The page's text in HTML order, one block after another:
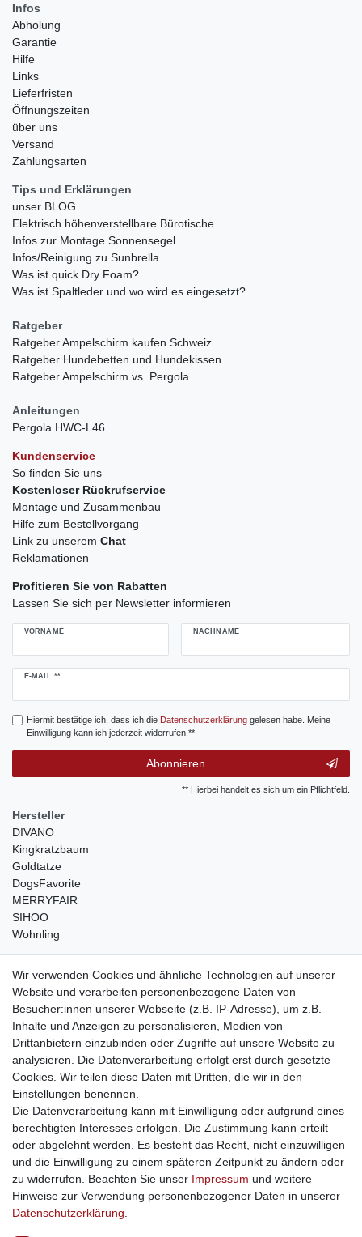
Infos
Abholung
Garantie
Hilfe
Links
Lieferfristen
Öffnungszeiten
über uns
Versand
Zahlungsarten
Tips und Erklärungen
unser BLOG
Elektrisch höhenverstellbare Bürotische
Infos zur Montage Sonnensegel
Infos/Reinigung zu Sunbrella
Was ist quick Dry Foam?
Was ist Spaltleder und wo wird es eingesetzt?
Ratgeber
Ratgeber Ampelschirm kaufen Schweiz
Ratgeber Hundebetten und Hundekissen
Ratgeber Ampelschirm vs. Pergola
Anleitungen
Pergola HWC-L46
Kundenservice
So finden Sie uns
Kostenloser Rückrufservice
Montage und Zusammenbau
Hilfe zum Bestellvorgang
Link zu unserem Chat
Reklamationen
Profitieren Sie von Rabatten
Lassen Sie sich per Newsletter informieren
VORNAME NACHNAME
E-MAIL **
Newsletter
Hiermit bestätige ich, dass ich die Daten­schutz­erklärunggelesen habe. Meine
Einwilligung kann ich jederzeit widerrufen.**
Abonnieren
** Hierbei handelt es sich um ein Pflichtfeld.
Hersteller
DIVANO
Kingkratzbaum
Goldtatze
DogsFavorite
MERRYFAIR
SIHOO
Wohnling
weitere Shops
traumlampen- Lampen und Kronleuchter
kinderwagencenter- Exklusive und günstige Kinderwagen
gastrogeraete24- alles für Gastronomie und Imbiss
soziale Medien
Facebook
sicher einkaufen
Sichere Bestellung und Zahlung via SSL Verschlüsselung
Wir verwenden Cookies und ähnliche Technologien auf unserer
Website und verarbeiten personenbezogene Daten von
Besucher:innen unserer Webseite (z.B. IP-Adresse), um z.B.
Inhalte und Anzeigen zu personalisieren, Medien von
Drittanbietern einzubinden oder Zugriffe auf unsere Website zu
analysieren. Die Datenverarbeitung erfolgt erst durch gesetzte
Cookies. Wir teilen diese Daten mit Dritten, die wir in den
Einstellungen benennen.
Die Datenverarbeitung kann mit Einwilligung oder aufgrund eines
berechtigten Interesses erfolgen. Die Zustimmung kann erteilt
oder abgelehnt werden. Es besteht das Recht, nicht einzuwilligen
und die Einwilligung zu einem späteren Zeitpunkt zu ändern oder
zu widerrufen. Beachten Sie unser Impressum und weitere
Hinweise zur Verwendung personenbezogener Daten in unserer
Daten­schutz­erklärung